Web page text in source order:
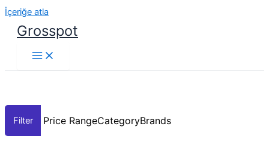
İçeriğe atla
Grosspot
Price RangeCategoryBrands